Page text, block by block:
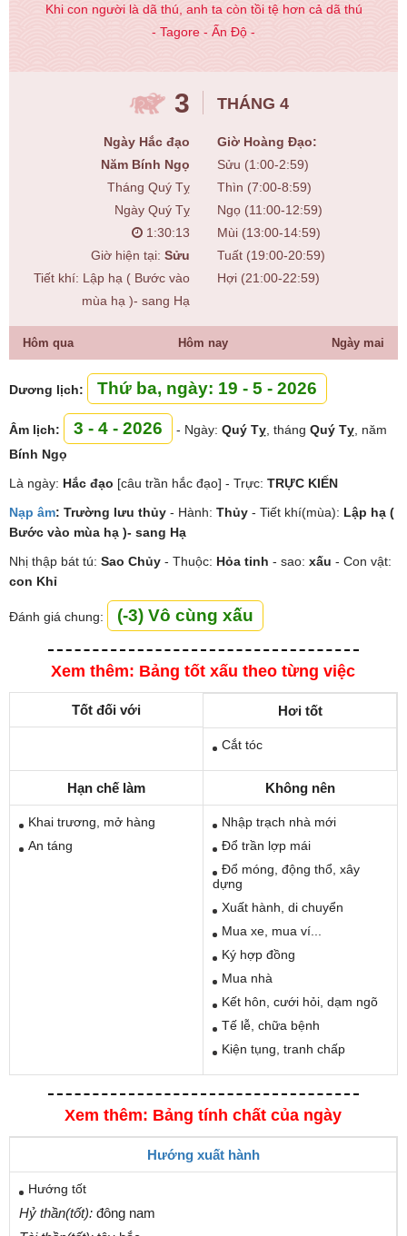
Khi con người là dã thú, anh ta còn tồi tệ hơn cả dã thú
- Tagore - Ấn Độ -
3
Ngày Hắc đạo
Năm Bính Ngọ
Tháng Quý Tỵ
Ngày Quý Tỵ
1:30:14
Giờ hiện tại: Sửu
Tiết khí: Lập hạ ( Bước vào
mùa hạ )- sang Hạ
THÁNG 4
Giờ Hoàng Đạo:
Sửu (1:00-2:59)
Thìn (7:00-8:59)
Ngọ (11:00-12:59)
Mùi (13:00-14:59)
Tuất (19:00-20:59)
Hợi (21:00-22:59)
Hôm qua Hôm nay Ngày mai
Dương lịch: Thứ ba, ngày: 19 - 5 - 2026
Âm lịch: 3 - 4 - 2026 - Ngày: Quý Tỵ , tháng Quý Tỵ , năm
Bính Ngọ
Là ngày: Hắc đạo [câu trần hắc đạo] - Trực: TRỰC KIẾN
Nạp âm: Trường lưu thủy - Hành: Thủy - Tiết khí(mùa): Lập hạ (
Bước vào mùa hạ )- sang Hạ
Nhị thập bát tú: Sao Chủy - Thuộc: Hỏa tinh - sao: xấu - Con vật:
con Khỉ
Đánh giá chung: (-3) Vô cùng xấu
Xem thêm: Bảng tốt xấu theo từng việc
Tốt đối với Hơi tốt
Cắt tóc
Hạn chế làm
Khai trương, mở hàng
An táng
Không nên
Nhập trạch nhà mới
Đổ trần lợp mái
Đổ móng, động thổ, xây
dựng
Xuất hành, di chuyển
Mua xe, mua ví...
Ký hợp đồng
Mua nhà
Kết hôn, cưới hỏi, dạm ngõ
Tế lễ, chữa bệnh
Kiện tụng, tranh chấp
Xem thêm: Bảng tính chất của ngày
Hướng xuất hành
Hướng tốt
Hỷ thần(tốt): đông nam